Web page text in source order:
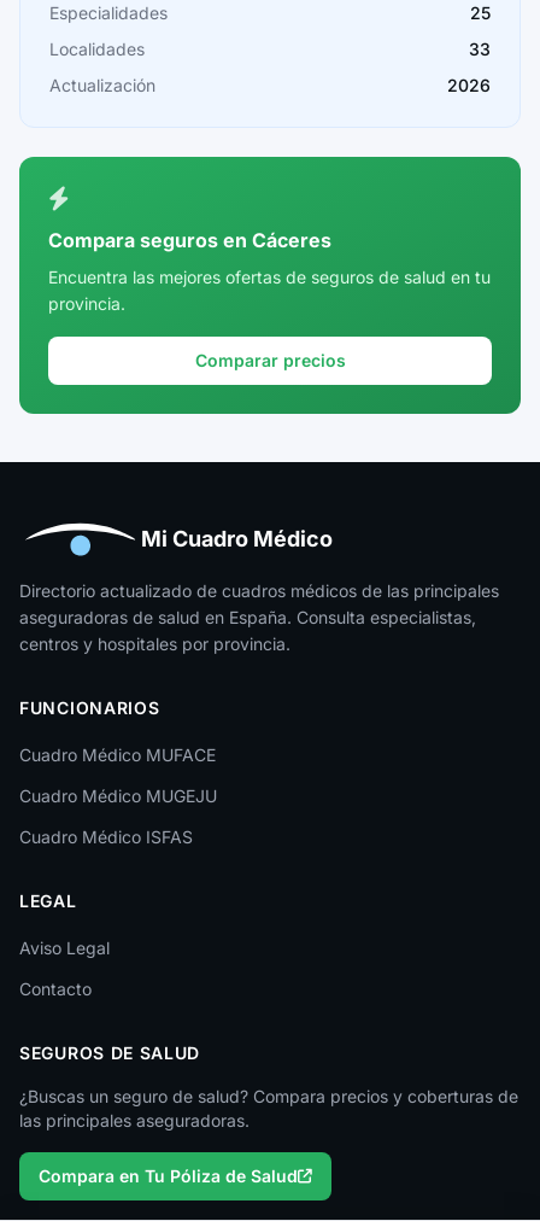
Cantabria
Castellón
Córdoba
Cuenca
Girona
Huesca
Jaén
La Rioja
León
Lleida
Lugo
Málaga
Melilla
Murcia
Palencia
Pontevedra
Especialidades
25
Localidades
33
Actualización
2026
Compara seguros en Cáceres
Encuentra las mejores ofertas de seguros de salud en tu
provincia.
Comparar precios
Mi Cuadro Médico
Directorio actualizado de cuadros médicos de las principales
aseguradoras de salud en España. Consulta especialistas,
centros y hospitales por provincia.
FUNCIONARIOS
Cuadro Médico MUFACE
Cuadro Médico MUGEJU
Cuadro Médico ISFAS
LEGAL
Aviso Legal
Contacto
SEGUROS DE SALUD
¿Buscas un seguro de salud? Compara precios y coberturas de
las principales aseguradoras.
Compara en Tu Póliza de Salud